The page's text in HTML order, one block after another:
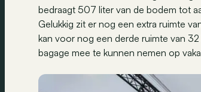
bedraagt 507 liter van de bodem tot
Gelukkig zit er nog een extra ruimte
kan voor nog een derde ruimte van
bagage mee te kunnen nemen op